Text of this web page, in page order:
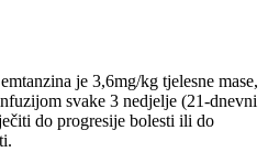
je 3,6mg/kg tjelesne mase,
svake 3 nedjelje (21-dnevni
do progresije bolesti ili do